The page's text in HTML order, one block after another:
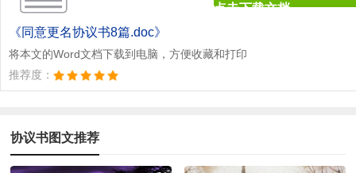
《同意更名协议书8篇.doc》
将本文的Word文档下载到电脑，方便收藏和打印
推荐度：
点击下载文档
协议书图文推荐